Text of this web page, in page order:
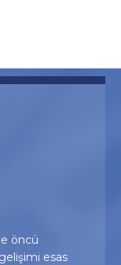
öncü
esas